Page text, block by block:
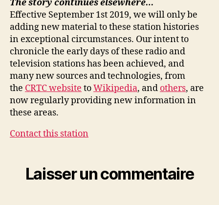
The story continues elsewhere…
Effective September 1st 2019, we will only be
adding new material to these station histories
in exceptional circumstances. Our intent to
chronicle the early days of these radio and
television stations has been achieved, and
many new sources and technologies, from
the CRTC website toWikipedia, and others, are
now regularly providing new information in
these areas.
Contact this station
Laisser un commentaire